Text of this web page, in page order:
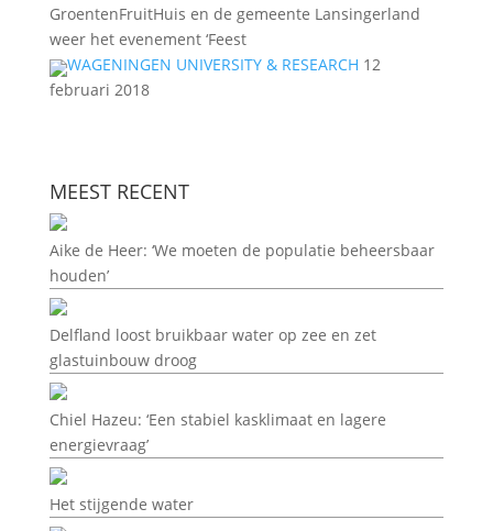
GroentenFruitHuis en de gemeente Lansingerland
weer het evenement ‘Feest
WAGENINGEN UNIVERSITY & RESEARCH 12
februari 2018
MEEST RECENT
Aike de Heer: ‘We moeten de populatie beheersbaar
houden’
Delfland loost bruikbaar water op zee en zet
glastuinbouw droog
Chiel Hazeu: ‘Een stabiel kasklimaat en lagere
energievraag’
Het stijgende water